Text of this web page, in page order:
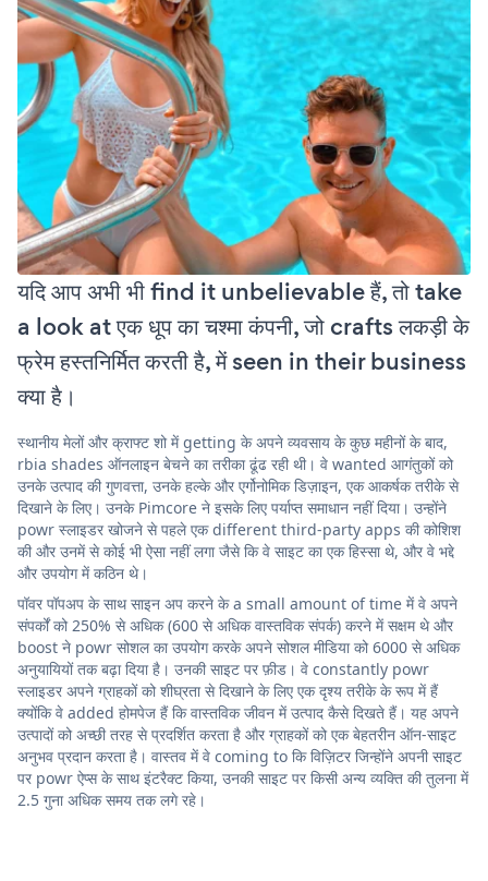
यदि आप अभी भी find it unbelievable हैं, तो take
a look at एक धूप का चश्मा कंपनी, जो crafts लकड़ी के
फ्रेम हस्तनिर्मित करती है, में seen in their business
क्या है।
स्थानीय मेलों और क्राफ्ट शो में getting के अपने व्यवसाय के कुछ महीनों के बाद,
rbia shades ऑनलाइन बेचने का तरीका ढूंढ रही थी। वे wanted आगंतुकों को
उनके उत्पाद की गुणवत्ता, उनके हल्के और एर्गोनोमिक डिज़ाइन, एक आकर्षक तरीके से
दिखाने के लिए। उनके Pimcore ने इसके लिए पर्याप्त समाधान नहीं दिया। उन्होंने
powr स्लाइडर खोजने से पहले एक different third-party apps की कोशिश
की और उनमें से कोई भी ऐसा नहीं लगा जैसे कि वे साइट का एक हिस्सा थे, और वे भद्दे
और उपयोग में कठिन थे।
पॉवर पॉपअप के साथ साइन अप करने के a small amount of time में वे अपने
संपर्कों को 250% से अधिक (600 से अधिक वास्तविक संपर्क) करने में सक्षम थे और
boost ने powr सोशल का उपयोग करके अपने सोशल मीडिया को 6000 से अधिक
अनुयायियों तक बढ़ा दिया है। उनकी साइट पर फ़ीड। वे constantly powr
स्लाइडर अपने ग्राहकों को शीघ्रता से दिखाने के लिए एक दृश्य तरीके के रूप में हैं
क्योंकि वे added होमपेज हैं कि वास्तविक जीवन में उत्पाद कैसे दिखते हैं। यह अपने
उत्पादों को अच्छी तरह से प्रदर्शित करता है और ग्राहकों को एक बेहतरीन ऑन-साइट
अनुभव प्रदान करता है। वास्तव में वे coming to कि विज़िटर जिन्होंने अपनी साइट
पर powr ऐप्स के साथ इंटरैक्ट किया, उनकी साइट पर किसी अन्य व्यक्ति की तुलना में
2.5 गुना अधिक समय तक लगे रहे।